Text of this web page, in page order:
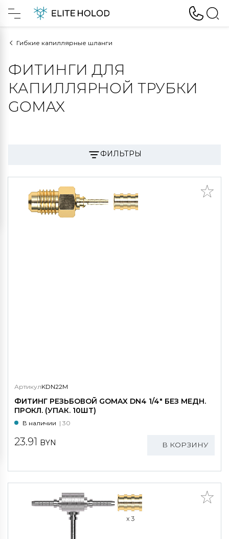
Гибкие капиллярные шланги
ФИТИНГИ ДЛЯ
КАПИЛЛЯРНОЙ ТРУБКИ
GOMAX
ФИЛЬТРЫ
АртикулKDN22M
ФИТИНГ РЕЗЬБОВОЙ GOMAX DN4 1/4" БЕЗ МЕДН.
ПРОКЛ. (УПАК. 10ШТ)
В наличии | 30
23.91 BYN В КОРЗИНУ